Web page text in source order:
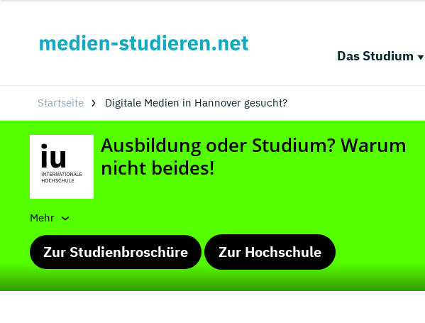
Das Studium
Startseite Digitale Medien in Hannover gesucht?
Mehr
Zur Studienbroschüre Zur Hochschule